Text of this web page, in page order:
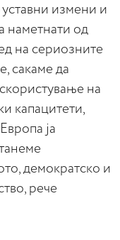
уставни измени и
наметнати од
на сериозните
сакаме да
на
капацитети,
ја
демократско и
рече